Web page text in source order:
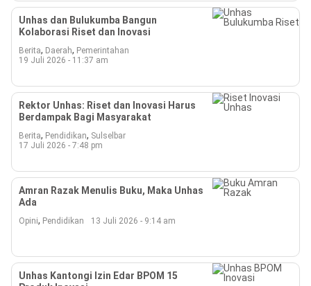
Unhas dan Bulukumba Bangun
Kolaborasi Riset dan Inovasi
Berita, Daerah, Pemerintahan
19 Juli 2026 - 11:37 am
Rektor Unhas: Riset dan Inovasi Harus
Berdampak Bagi Masyarakat
Berita, Pendidikan, Sulselbar
17 Juli 2026 - 7:48 pm
Amran Razak Menulis Buku, Maka Unhas
Ada
Opini, Pendidikan 13 Juli 2026 - 9:14 am
Unhas Kantongi Izin Edar BPOM 15